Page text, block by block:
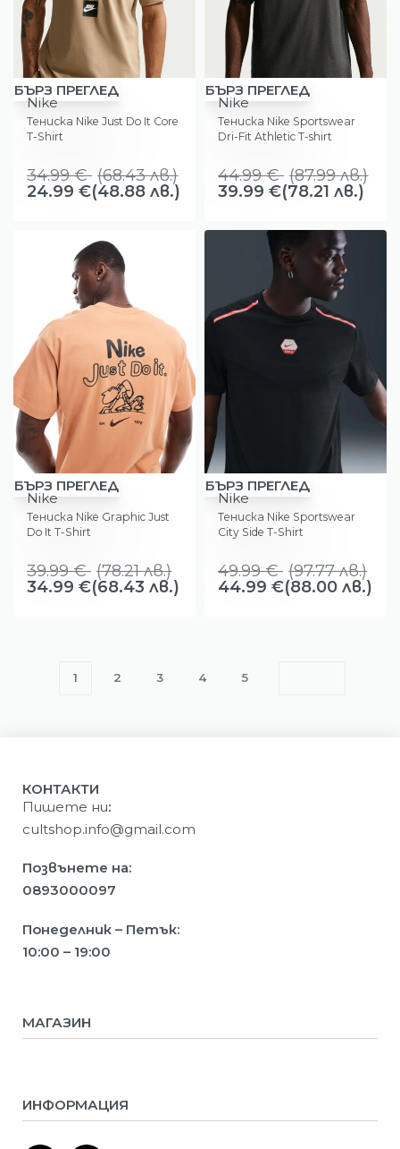
-29%
БЪРЗ ПРЕГЛЕД
Nike
Тениска Nike Just Do It Core
T-Shirt
34.99€ (68.43лв.)
24.99 €(48.88 лв.)
-11%
БЪРЗ ПРЕГЛЕД
Nike
Тениска Nike Sportswear
Dri-Fit Athletic T-shirt
44.99€ (87.99лв.)
39.99 €(78.21 лв.)
-13%
БЪРЗ ПРЕГЛЕД
Nike
Тениска Nike Graphic Just
Do It T-Shirt
39.99€ (78.21лв.)
34.99 €(68.43 лв.)
-10%
БЪРЗ ПРЕГЛЕД
Nike
Тениска Nike Sportswear
City Side T-Shirt
49.99€ (97.77лв.)
44.99 €(88.00 лв.)
1 2 3 4 5
КОНТАКТИ
Пишете ни:
cultshop.info@gmail.com
Позвънете на:
0893000097
Понеделник – Петък:
10:00 – 19:00
МАГАЗИН
Деца
ИНФОРМАЦИЯ